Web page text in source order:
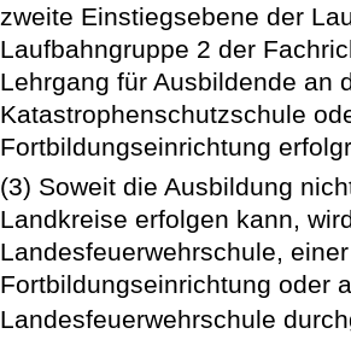
zweite Einstiegsebene der
Laufbahngruppe 2 der
Lehrgang für Ausbildende an
Katastrophenschutzschule
Fortbildungseinrichtung
(3) Soweit die Ausbildung
Landkreise erfolgen kann,
Landesfeuerwehrschule,
Fortbildungseinrichtung oder
Landesfeuerwehrschule